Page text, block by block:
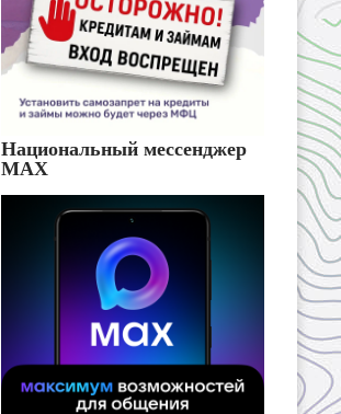
Национальный мессенджер
MAX